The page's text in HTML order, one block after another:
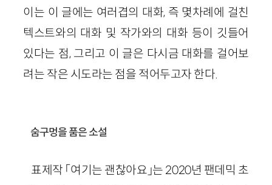
이는 이 글에는 여러겹의 대화, 즉 몇차례에 걸친
텍스트와의 대화 및 작가와의 대화 등이 깃들어
있다는 점, 그리고 이 글은 다시금 대화를 걸어보
려는 작은 시도라는 점을 적어두고자 한다.
숨구멍을 품은 소설
표제작 「여기는 괜찮아요」는 2020년 팬데믹 초